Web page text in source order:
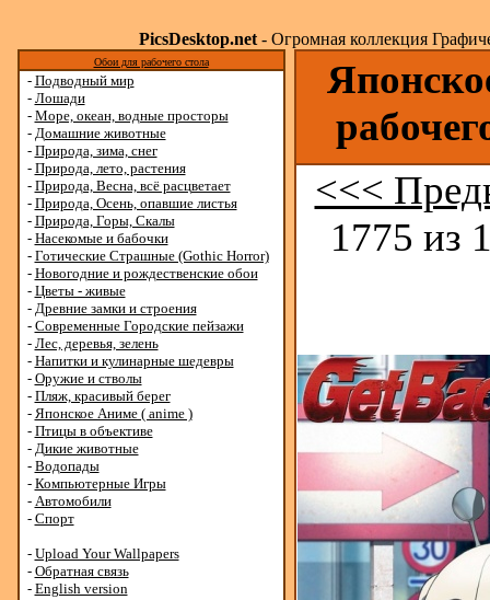
PicsDesktop.net- Огромная коллекция
Обои для рабочего стола
- Подводный мир
- Лошади
- Море, океан, водные просторы
- Домашние животные
- Природа, зима, снег
- Природа, лето, растения
- Природа, Весна, всё расцветает
- Природа, Осень, опавшие листья
- Природа, Горы, Скалы
- Насекомые и бабочки
- Готические Страшные (Gothic Horror)
- Новогодние и рождественские обои
- Цветы - живые
- Древние замки и строения
- Современные Городские пейзажи
- Лес, деревья, зелень
- Напитки и кулинарные шедевры
- Оружие и стволы
- Пляж, красивый берег
- Японское Аниме ( anime )
- Птицы в объективе
- Дикие животные
- Водопады
- Компьютерные Игры
- Автомобили
- Спорт
- Upload Your Wallpapers
- Обратная связь
- English version
<<<
1775 из